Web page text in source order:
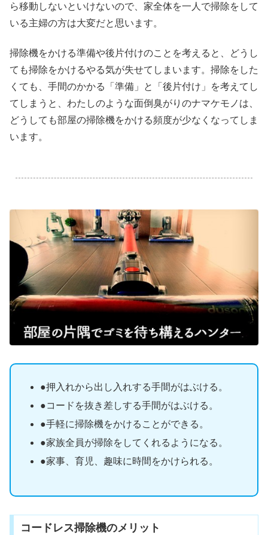
ら移動しないといけないので、家全体を一人で掃除をして
いる主婦の方は大変だと思います。
掃除機をかける準備や後片付けのことを考えると、どうし
ても掃除をかけるやる気が失せてしまいます。掃除をした
くても、手間のかかる「準備」と「後片付け」を考えてし
てしまうと、わたしのような面倒臭がりのナマケモノは、
どうしても部屋の掃除機をかける頻度が少なくなってしま
います。
●押入れから出し入れする手間がはぶける。
●コードを抜き差しする手間がはぶける。
●手軽に掃除機をかけることができる。
●家族全員が掃除をしてくれるようになる。
●家事、育児、趣味に時間をかけられる。
コードレス掃除機のメリット